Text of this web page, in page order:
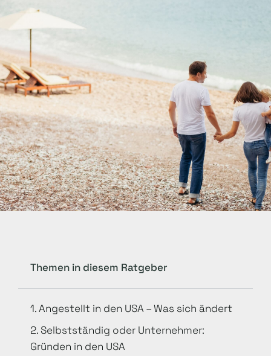
Themen in diesem Ratgeber
1. Angestellt in den USA – Was sich ändert
2. Selbstständig oder Unternehmer:
Gründen in den USA